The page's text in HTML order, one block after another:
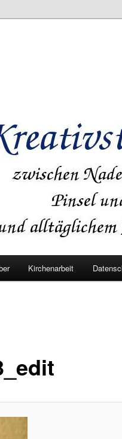
Kirchenarbeit